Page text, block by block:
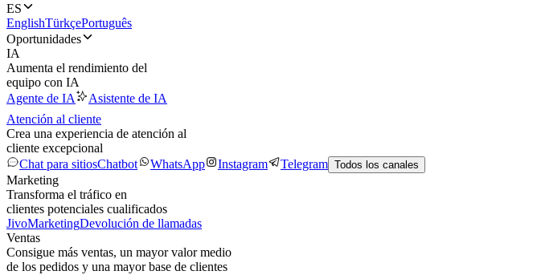
ES
EnglishTürkçePortuguês
Oportunidades
IA
Aumenta el rendimiento del
equipo con IA
Agente de IA
Asistente de IA
Atención al cliente
Crea una experiencia de atención al
cliente excepcional
Chat para sitiosChatbot WhatsApp Instagram Telegram Todos los canales
Marketing
Transforma el tráfico en
clientes potenciales cualificados
JivoMarketingDevolución de llamadas
Ventas
Consigue más ventas, un mayor valor medio
de los pedidos y una mayor base de clientes